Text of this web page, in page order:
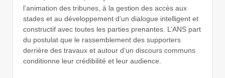
l’animation des tribunes, à la gestion des accès aux
stades et au développement d’un dialogue intelligent et
constructif avec toutes les parties prenantes. L’ANS part
du postulat que le rassemblement des supporters
derrière des travaux et autour d’un discours communs
conditionne leur crédibilité et leur audience.